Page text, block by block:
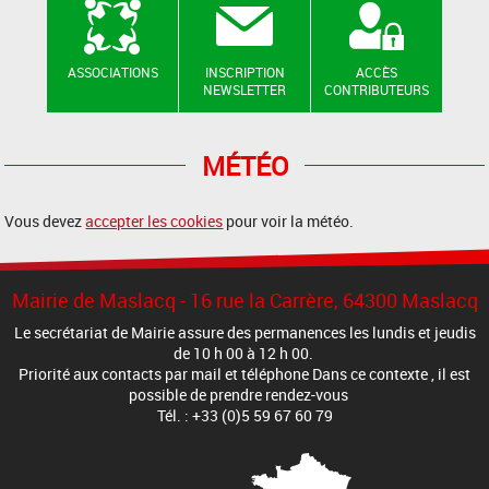
ASSOCIATIONS
INSCRIPTION
NEWSLETTER
ACCÈS
CONTRIBUTEURS
MÉTÉO
Vous devezaccepter les cookies pour voir la météo.
Mairie de Maslacq - 16 rue la Carrère, 64300 Maslacq
Le secrétariat de Mairie assure des permanences les lundis et jeudis
de 10 h 00 à 12 h 00.
Priorité aux contacts par mail et téléphone Dans ce contexte , il est
possible de prendre rendez-vous
Tél. : +33 (0)5 59 67 60 79